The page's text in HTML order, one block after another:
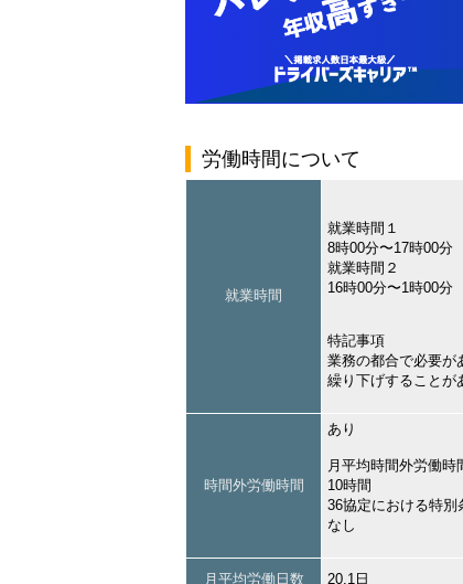
労働時間について
就業時間
就業時間１
8時00分〜17時00分
就業時間２
16時00分〜1時00分
特記事項
業務の都合で必要が
繰り下げすることが
時間外労働時間
あり
月平均時間外労働時
10時間
36協定における特別
なし
月平均労働日数 20.1日